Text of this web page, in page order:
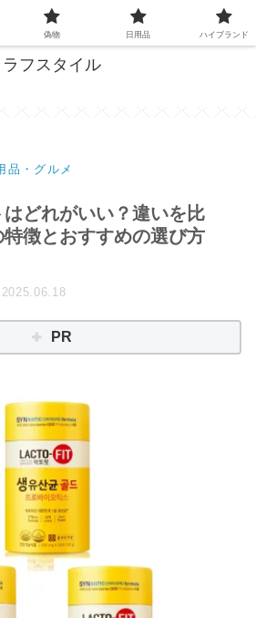
ない買い物、ここで解決！
ラフスタイル
品・グルメ
どれがいい？違いを比
徴とおすすめの選び方
2025.06.18
PR
偽物 日用品 ハイブランド